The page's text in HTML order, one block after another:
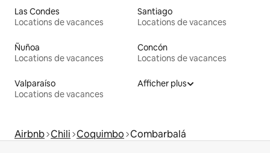
Las Condes
Locations de vacances
Santiago
Locations de vacances
Ñuñoa
Locations de vacances
Concón
Locations de vacances
Valparaíso
Locations de vacances
Afficher plus
Airbnb Chili Coquimbo Combarbalá